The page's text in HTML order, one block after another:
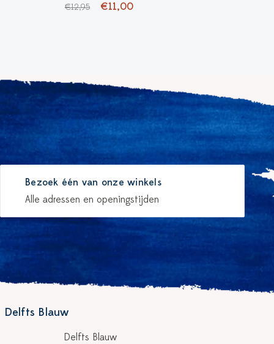
€12,95 €11,00
Bezoek één van onze winkels
Alle adressen en openingstijden
Delfts Blauw
Delfts Blauw